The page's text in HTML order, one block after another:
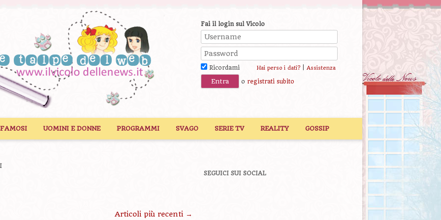
Fai il login sul Vicolo
Ricordami Hai perso i dati?| Assistenza
o registrati subito
UOMINI E DONNE PROGRAMMI SVAGO SERIE TV REALITY GOSSIP
Articoli più recenti →
SEGUICI SUI SOCIAL